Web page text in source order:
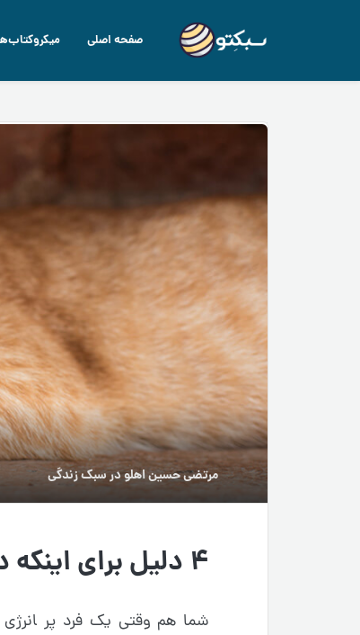
صفحه اصلی
مرتضی حسین اهلودرسبک زندگی
۴ دلیل برای اینکه دچار خستگی و بی‌حالی می‌شویم
شما هم وقتی یک فرد پر